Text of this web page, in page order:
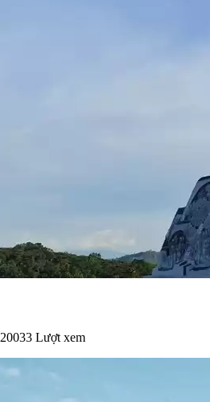
20033 Lượt xem